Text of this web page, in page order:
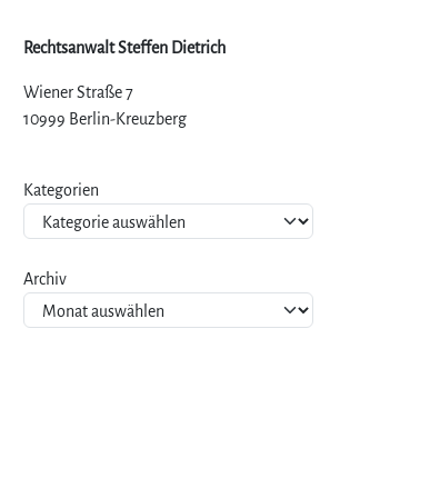
Rechtsanwalt Steffen Dietrich
Wiener Straße 7
10999 Berlin-Kreuzberg
Kategorien
Archiv